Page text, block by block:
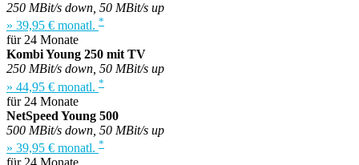
250 MBit/s down, 50 MBit/s up
» 39,95 € monatl. *
für 24 Monate
Kombi Young 250 mit TV
250 MBit/s down, 50 MBit/s up
» 44,95 € monatl. *
für 24 Monate
NetSpeed Young 500
500 MBit/s down, 50 MBit/s up
» 39,95 € monatl. *